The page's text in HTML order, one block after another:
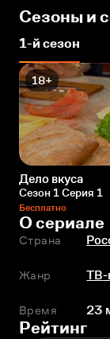
Сезоны и
1-й сезон
18+
Дело вкуса
Сезон 1 Серия 1
Бесплатно
О сериале
Страна
Жанр ТВ-
Время 23
Рейтинг